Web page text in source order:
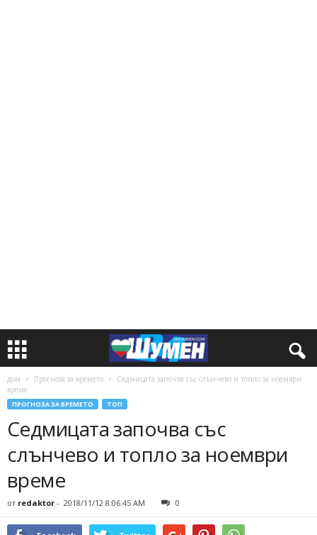
дом Прогноза за времето
Седмицата започва със слънчево и топло за ноември
време
ПРОГНОЗА ЗА ВРЕМЕТО ТОП
Седмицата започва със
слънчево и топло за ноември
време
от redaktor - 2018/11/12 8:06:45 AM 0